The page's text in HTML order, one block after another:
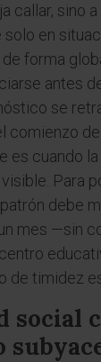
callar, sino a
solo en
forma
antes
se
comienzo
es cuando
Para
debe
mes —sin
de timidez
social